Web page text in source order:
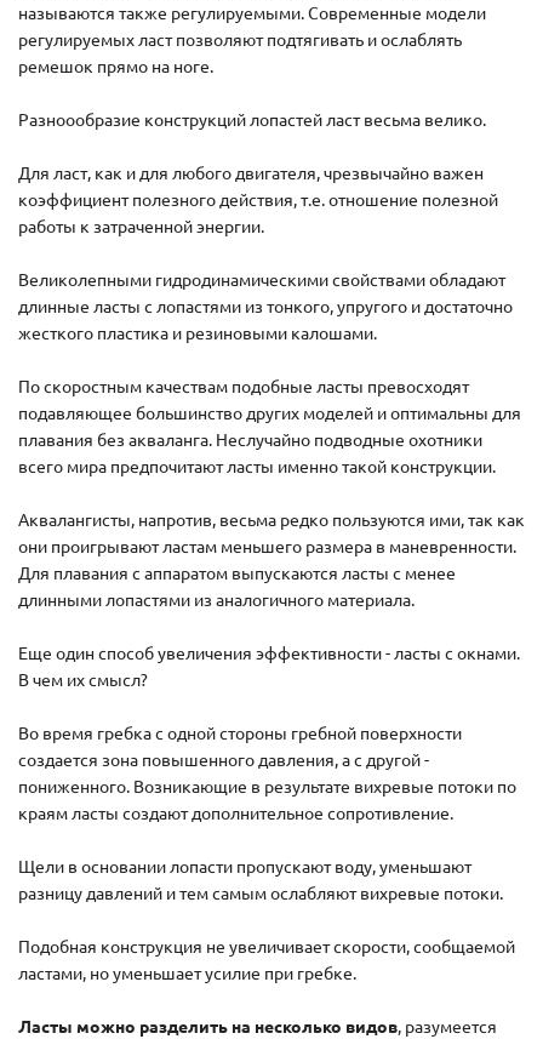
называются также регулируемыми. Современные модели
регулируемых ласт позволяют подтягивать и ослаблять
ремешок прямо на ноге.
Разноообразие конструкций лопастей ласт весьма велико.
Для ласт, как и для любого двигателя, чрезвычайно важен
коэффициент полезного действия, т.е. отношение полезной
работы к затраченной энергии.
Великолепными гидродинамическими свойствами обладают
длинные ласты с лопастями из тонкого, упругого и достаточно
жесткого пластика и резиновыми калошами.
По скоростным качествам подобные ласты превосходят
подавляющее большинство других моделей и оптимальны для
плавания без акваланга. Неслучайно подводные охотники
всего мира предпочитают ласты именно такой конструкции.
Аквалангисты, напротив, весьма редко пользуются ими, так как
они проигрывают ластам меньшего размера в маневренности.
Для плавания с аппаратом выпускаются ласты с менее
длинными лопастями из аналогичного материала.
Еще один способ увеличения эффективности - ласты с окнами.
В чем их смысл?
Во время гребка с одной стороны гребной поверхности
создается зона повышенного давления, а с другой -
пониженного. Возникающие в результате вихревые потоки по
краям ласты создают дополнительное сопротивление.
Щели в основании лопасти пропускают воду, уменьшают
разницу давлений и тем самым ослабляют вихревые потоки.
Подобная конструкция не увеличивает скорости, сообщаемой
ластами, но уменьшает усилие при гребке.
Ласты можно разделить на несколько видов, разумеется